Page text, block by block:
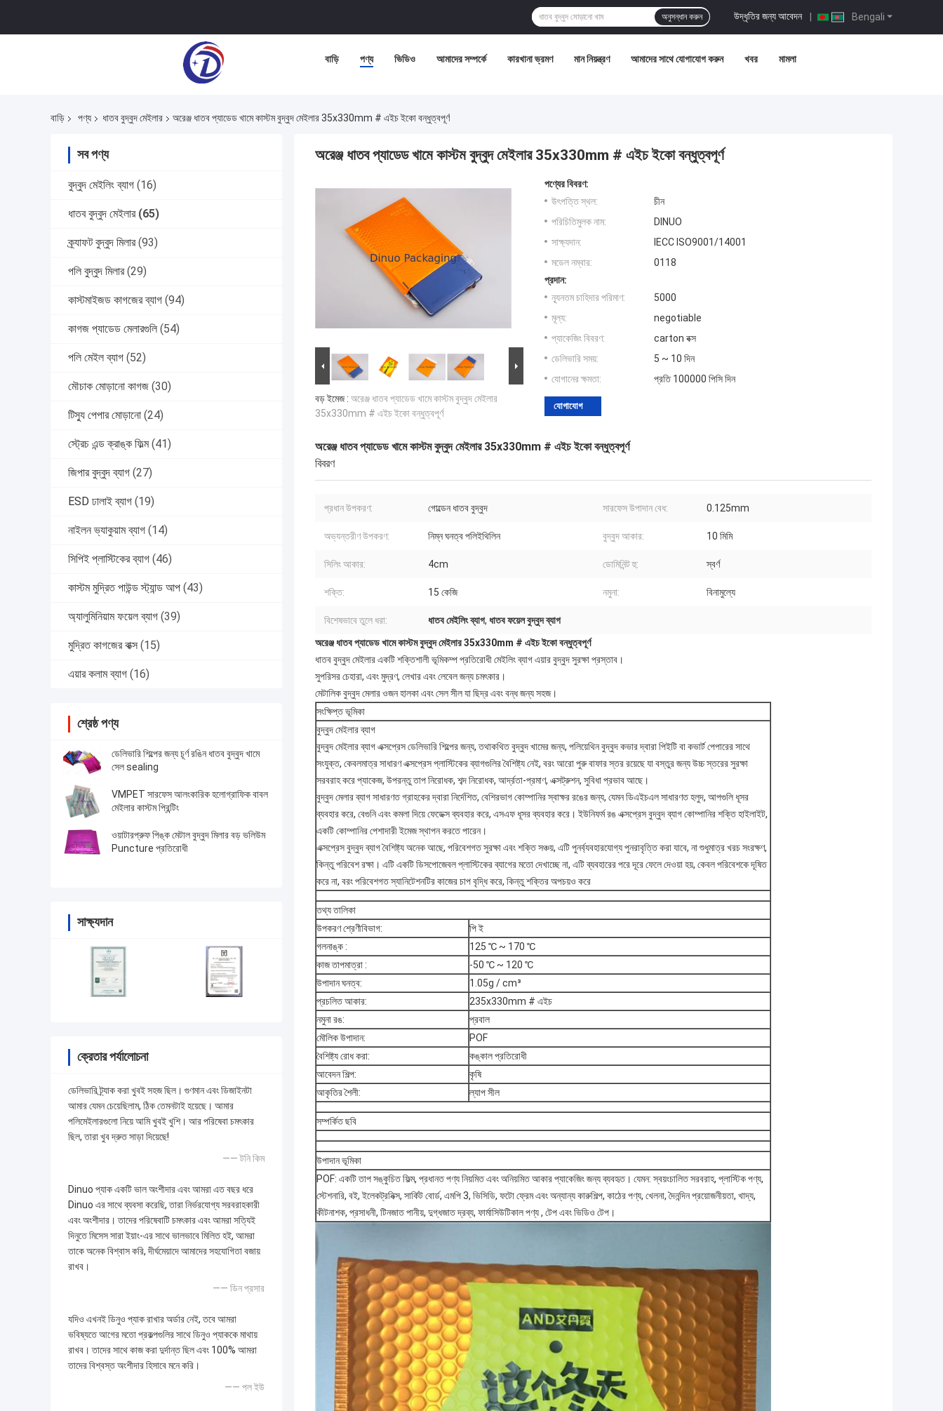
Bengali
উদ্ধৃতির জন্য আবেদন |
অনুসন্ধান করুন
বাড়ি পণ্য ভিডিও আমাদের সম্পর্কে কারখানা ভ্রমণ মান নিয়ন্ত্রণ আমাদের সাথে যোগাযোগ করুন খবর মামলা
বাড়ি পণ্য ধাতব বুদ্বুদ মেইলার অরেঞ্জ ধাতব প্যাডেড খামে কাস্টম বুদ্বুদ মেইলার 35x330mm # এইচ ইকো বন্ধুত্বপূর্ণ
সব পণ্য
বুদ্বুদ মেইলিং ব্যাগ (16)
ধাতব বুদ্বুদ মেইলার (65)
ক্র্যাফট বুদ্বুদ মিলার (93)
পলি বুদ্বুদ মিলার (29)
কাস্টমাইজড কাগজের ব্যাগ (94)
কাগজ প্যাডেড মেলারগুলি (54)
পলি মেইল ​​ব্যাগ (52)
মৌচাক মোড়ানো কাগজ (30)
টিস্যু পেপার মোড়ানো (24)
স্ট্রেচ এন্ড ক্রাঙ্ক ফিল্ম (41)
জিপার বুদ্বুদ ব্যাগ (27)
ESD ঢালাই ব্যাগ (19)
নাইলন ভ্যাকুয়াম ব্যাগ (14)
সিপিই প্লাস্টিকের ব্যাগ (46)
কাস্টম মুদ্রিত পাউন্ড স্ট্যান্ড আপ (43)
অ্যালুমিনিয়াম ফয়েল ব্যাগ (39)
মুদ্রিত কাগজের বাক্স (15)
এয়ার কলাম ব্যাগ (16)
শ্রেষ্ঠ পণ্য
ডেলিভারি শিল্পের জন্য চূর্ণ রঙিন ধাতব বুদ্বুদ খামে
সেল sealing
VMPET সারফেস আলংকারিক হলোগ্রাফিক বাবল
মেইলার কাস্টম প্রিন্টিং
ওয়াটারপ্রুফ পিঙ্ক মেটাল বুদ্বুদ মিলার বড় ভলিউম
Puncture প্রতিরোধী
সাক্ষ্যদান
ক্রেতার পর্যালোচনা
ডেলিভারি ট্র্যাক করা খুবই সহজ ছিল। গুণমান এবং ডিজাইনটা
আমার যেমন চেয়েছিলাম, ঠিক তেমনটাই হয়েছে। আমার
পলিমেইলারগুলো নিয়ে আমি খুবই খুশি। আর পরিষেবা চমৎকার
ছিল, তারা খুব দ্রুত সাড়া দিয়েছে!
—— টনি কিম
Dinuo প্যাক একটি ভাল অংশীদার এবং আমরা এত বছর ধরে
Dinuo এর সাথে ব্যবসা করেছি, তারা নির্ভরযোগ্য সরবরাহকারী
এবং অংশীদার। তাদের পরিষেবাটি চমৎকার এবং আমরা সত্যিই
দিনুতে মিসেস সারা ইয়াং-এর সাথে ভালভাবে মিলিত হই, আমরা
তাকে অনেক বিশ্বাস করি, দীর্ঘমেয়াদে আমাদের সহযোগিতা বজায়
রাখব।
—— ডিন প্রসার
যদিও এখনই ডিনুও প্যাক রাখার অর্ডার নেই, তবে আমরা
ভবিষ্যতে আগের মতো প্রকল্পগুলির সাথে ডিনুও প্যাককে মাথায়
রাখব। তাদের সাথে কাজ করা দুর্দান্ত ছিল এবং 100% আমরা
তাদের বিশ্বস্ত অংশীদার হিসাবে মনে করি।
—— পল ইউ
অরেঞ্জ ধাতব প্যাডেড খামে কাস্টম বুদ্বুদ মেইলার 35x330mm # এইচ ইকো বন্ধুত্বপূর্ণ
বড় ইমেজ : অরেঞ্জ ধাতব প্যাডেড খামে কাস্টম বুদ্বুদ মেইলার
35x330mm # এইচ ইকো বন্ধুত্বপূর্ণ
পণ্যের বিবরণ:
উৎপত্তি স্থল:
চীন
পরিচিতিমুলক নাম:
DINUO
সাক্ষ্যদান:
IECC ISO9001/14001
মডেল নম্বার:
0118
প্রদান:
ন্যূনতম চাহিদার পরিমাণ:
5000
মূল্য:
negotiable
প্যাকেজিং বিবরণ:
carton বক্স
ডেলিভারি সময়:
5 ~ 10 দিন
যোগানের ক্ষমতা:
প্রতি 100000 পিসি দিন
যোগাযোগ
অরেঞ্জ ধাতব প্যাডেড খামে কাস্টম বুদ্বুদ মেইলার 35x330mm # এইচ ইকো বন্ধুত্বপূর্ণ
বিবরণ
প্রধান উপকরণ: গোল্ডেন ধাতব বুদ্বুদ সারফেস উপাদান বেধ: 0.125mm
অভ্যন্তরীণ উপকরণ: নিম্ন ঘনত্ব পলিইথিলিন বুদ্বুদ আকার: 10 মিমি
সিলিং আকার: 4cm ডোমিনিন্ট হু: স্বর্ণ
শক্তি: 15 কেজি নমুনা: বিনামুল্যে
বিশেষভাবে তুলে ধরা: ধাতব মেইলিং ব্যাগ, ধাতব ফয়েল বুদ্বুদ ব্যাগ
অরেঞ্জ ধাতব প্যাডেড খামে কাস্টম বুদ্বুদ মেইলার 35x330mm # এইচ ইকো বন্ধুত্বপূর্ণ
ধাতব বুদ্বুদ মেইলার একটি শক্তিশালী ভূমিকম্প প্রতিরোধী মেইলিং ব্যাগ এয়ার বুদ্বুদ সুরক্ষা প্রস্তাব।
সুপরিসর চেহারা, এবং মুদ্রণ, লেখার এবং লেবেল জন্য চমৎকার।
মেটালিক বুদ্বুদ মেলার ওজন হালকা এবং সেল সীল যা ছিদ্র এবং বন্ধ জন্য সহজ।
সংক্ষিপ্ত ভূমিকা
বুদ্বুদ মেইলার ব্যাগ
বুদ্বুদ মেইলার ব্যাগ এক্সপ্রেস ডেলিভারি শিল্পের জন্য, তথাকথিত বুদ্বুদ খামের জন্য, পলিয়েথিন বুদ্বুদ কভার দ্বারা পিইটি বা কভার্ট পেপারের সাথে
সংযুক্ত, কেবলমাত্র সাধারণ এক্সপ্রেস প্লাস্টিকের ব্যাগগুলির বৈশিষ্ট্য নেই, বরং আরো পুরু বাফার স্তর রয়েছে যা বস্তুর জন্য উচ্চ স্তরের সুরক্ষা
সরবরাহ করে প্যাকেজ, উপরন্তু তাপ নিরোধক, শব্দ নিরোধক, আর্দ্রতা-প্রমাণ, এক্সট্রুশন, সুবিধা প্রভাব আছে।
বুদ্বুদ মেলার ব্যাগ সাধারণত গ্রাহকের দ্বারা নির্দেশিত, বেশিরভাগ কোম্পানির স্বাক্ষর রঙের জন্য, যেমন ডিএইচএল সাধারণত হলুদ, আপগুলি ধূসর
ব্যবহার করে, বেগুনি এবং কমলা দিয়ে ফেডেক্স ব্যবহার করে, এসএফ ধূসর ব্যবহার করে। ইউনিফর্ম রঙ এক্সপ্রেস বুদ্বুদ ব্যাগ কোম্পানির শক্তি হাইলাইট,
একটি কোম্পানির পেশাদারী ইমেজ স্থাপন করতে পারেন।
এক্সপ্রেস বুদ্বুদ ব্যাগ বৈশিষ্ট্য অনেক আছে, পরিবেশগত সুরক্ষা এবং শক্তি সঞ্চয়, এটি পুনর্ব্যবহারযোগ্য পুনরাবৃত্তি করা যাবে, না শুধুমাত্র খরচ সংরক্ষণ,
কিন্তু পরিবেশ রক্ষা। এটি একটি ডিসপোজেবল প্লাস্টিকের ব্যাগের মতো দেখাচ্ছে না, এটি ব্যবহারের পরে দূরে ফেলে দেওয়া হয়, কেবল পরিবেশকে দূষিত
করে না, বরং পরিবেশগত স্যানিটেশনটির কাজের চাপ বৃদ্ধি করে, কিন্তু শক্তির অপচয়ও করে
তথ্য তালিকা
উপকরণ শ্রেণীবিভাগ:
পি ই
গলনাঙ্ক :
125 ℃ ~ 170 ℃
কাজ তাপমাত্রা :
-50 ℃ ~ 120 ℃
উপাদান ঘনত্ব:
1.05g / cm³
প্রচলিত আকার:
235x330mm # এইচ
নমুনা রঙ:
প্রবাল
মৌলিক উপাদান:
POF
বৈশিষ্ট্য রোধ করা:
কঙ্কাল প্রতিরোধী
আবেদন শিল্প:
কৃষি
আকৃতির শৈলী:
ল্যাপ সীল
সম্পর্কিত ছবি
উপাদান ভূমিকা
POF: একটি তাপ সঙ্কুচিত ফিল্ম, প্রধানত পণ্য নিয়মিত এবং অনিয়মিত আকার প্যাকেজিং জন্য ব্যবহৃত। যেমন: স্বয়ংচালিত সরবরাহ, প্লাস্টিক পণ্য,
স্টেশনারি, বই, ইলেকট্রনিক্স, সার্কিট বোর্ড, এমপি 3, ভিসিডি, ফটো ফ্রেম এবং অন্যান্য কারুশিল্প, কাঠের পণ্য, খেলনা, দৈনন্দিন প্রয়োজনীয়তা, খাদ্য,
কীটনাশক, প্রসাধনী, টিনজাত পানীয়, দুগ্ধজাত দ্রব্য, ফার্মাসিউটিকাল পণ্য , টেপ এবং ভিডিও টেপ।